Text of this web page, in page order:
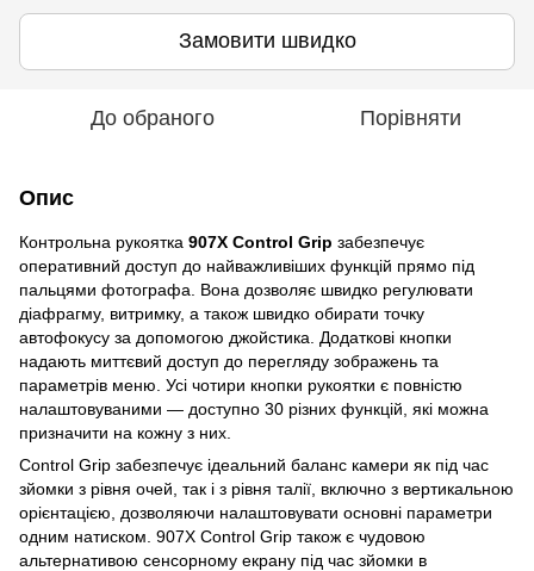
Замовити швидко
До обраного Порівняти
Опис
Контрольна рукоятка 907X Control Grip забезпечує
оперативний доступ до найважливіших функцій прямо під
пальцями фотографа. Вона дозволяє швидко регулювати
діафрагму, витримку, а також швидко обирати точку
автофокусу за допомогою джойстика. Додаткові кнопки
надають миттєвий доступ до перегляду зображень та
параметрів меню. Усі чотири кнопки рукоятки є повністю
налаштовуваними — доступно 30 різних функцій, які можна
призначити на кожну з них.
Control Grip забезпечує ідеальний баланс камери як під час
зйомки з рівня очей, так і з рівня талії, включно з вертикальною
орієнтацією, дозволяючи налаштовувати основні параметри
одним натиском. 907X Control Grip також є чудовою
альтернативою сенсорному екрану під час зйомки в